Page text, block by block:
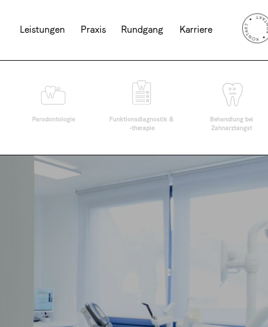
Parodontologie
Funktionsdiagnostik &
-therapie
Behandlung bei
Zahnarztangst
Rundgang
Praxis
Leistungen Karriere